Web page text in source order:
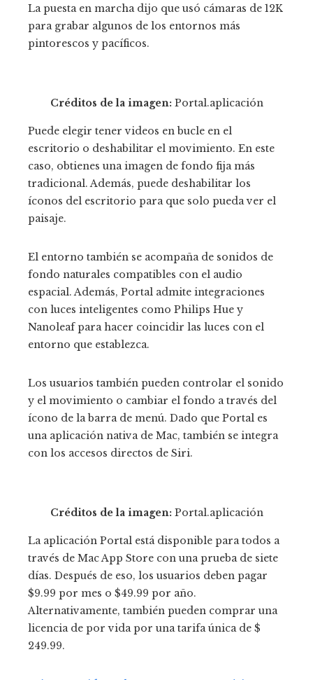
La puesta en marcha dijo que usó cámaras de 12K
para grabar algunos de los entornos más
pintorescos y pacíficos.
Créditos de la imagen: Portal.aplicación
Puede elegir tener videos en bucle en el
escritorio o deshabilitar el movimiento. En este
caso, obtienes una imagen de fondo fija más
tradicional. Además, puede deshabilitar los
íconos del escritorio para que solo pueda ver el
paisaje.
El entorno también se acompaña de sonidos de
fondo naturales compatibles con el audio
espacial. Además, Portal admite integraciones
con luces inteligentes como Philips Hue y
Nanoleaf para hacer coincidir las luces con el
entorno que establezca.
Los usuarios también pueden controlar el sonido
y el movimiento o cambiar el fondo a través del
ícono de la barra de menú. Dado que Portal es
una aplicación nativa de Mac, también se integra
con los accesos directos de Siri.
Créditos de la imagen: Portal.aplicación
La aplicación Portal está disponible para todos a
través de Mac App Store con una prueba de siete
días. Después de eso, los usuarios deben pagar
$9.99 por mes o $49.99 por año.
Alternativamente, también pueden comprar una
licencia de por vida por una tarifa única de $
249.99.